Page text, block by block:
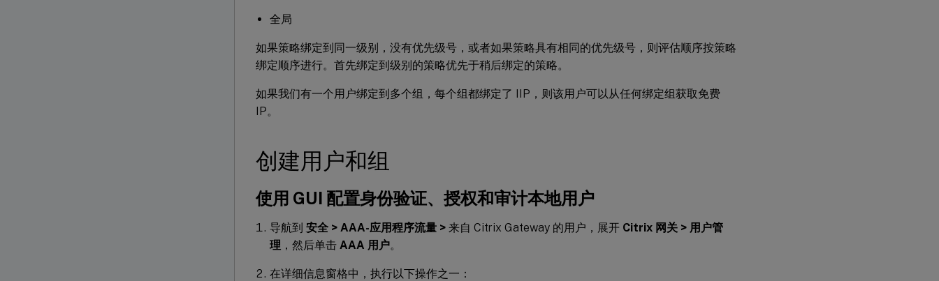
全局
如果策略绑定到同一级别，没有优先级号，或者如果策略具有相同的优先级号，则评估顺序按策略
绑定顺序进行。首先绑定到级别的策略优先于稍后绑定的策略。
如果我们有一个用户绑定到多个组，每个组都绑定了 IIP，则该用户可以从任何绑定组获取免费
IP。
创建用户和组
使用 GUI 配置身份验证、授权和审计本地用户
导航到 安全 > AAA-应用程序流量 > 来自 Citrix Gateway 的用户，展开 Citrix 网关 > 用户管
理 ，然后单击 AAA 用户。
在详细信息窗格中，执行以下操作之一：